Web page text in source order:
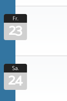
Fr.
23
Sa.
24